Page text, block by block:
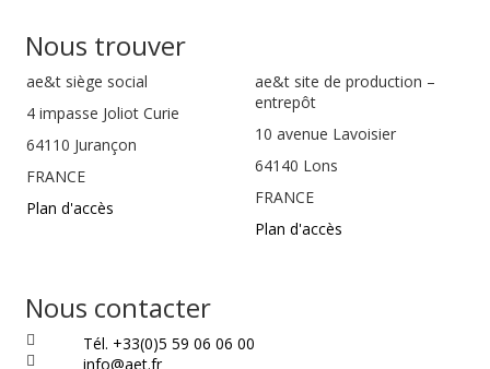
Nous trouver
ae&t siège social
4 impasse Joliot Curie
64110 Jurançon
FRANCE
Plan d'accès
ae&t site de production –
entrepôt
10 avenue Lavoisier
64140 Lons
FRANCE
Plan d'accès
Nous contacter
Tél. +33(0)5 59 06 06 00
info@aet.fr